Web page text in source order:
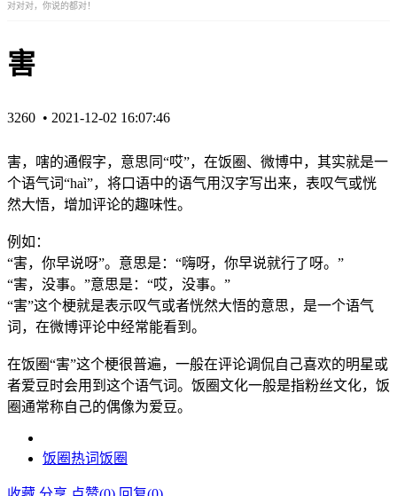
对对对，你说的都对！
害
3260 • 2021-12-02 16:07:46
害，嗐的通假字，意思同“哎”，在饭圈、微博中，其实就是一
个语气词“haì”，将口语中的语气用汉字写出来，表叹气或恍
然大悟，增加评论的趣味性。
例如：
“害，你早说呀”。意思是：“嗨呀，你早说就行了呀。”
“害，没事。”意思是：“哎，没事。”
“害”这个梗就是表示叹气或者恍然大悟的意思，是一个语气
词，在微博评论中经常能看到。
在饭圈“害”这个梗很普遍，一般在评论调侃自己喜欢的明星或
者爱豆时会用到这个语气词。饭圈文化一般是指粉丝文化，饭
圈通常称自己的偶像为爱豆。
饭圈热词饭圈